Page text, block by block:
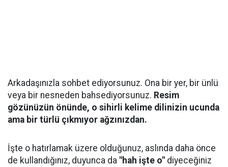
Arkadaşınızla sohbet ediyorsunuz. Ona bir yer, bir ünlü
veya bir nesneden bahsediyorsunuz. Resim
gözünüzün önünde, o sihirli kelime dilinizin ucunda
ama bir türlü çıkmıyor ağzınızdan.
İşte o hatırlamak üzere olduğunuz, aslında daha önce
de kullandığınız, duyunca da "hah işte o" diyeceğiniz